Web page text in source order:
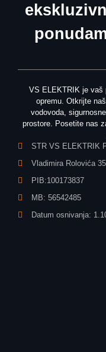
VS ELEKTRIK je vaš
opremu. Otkrijte
vodovoda,
prostore. Posetite nas
STR VS ELEKTRIK
Vladimira Rolovića
PIB:100173837
MB: 56542485
Datum osnivanja: